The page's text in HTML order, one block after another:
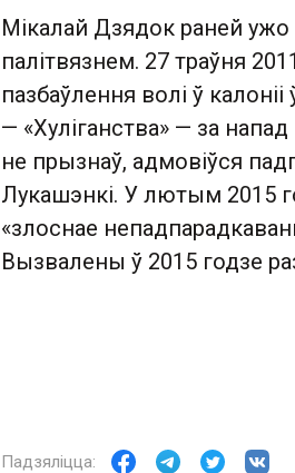
Мікалай Дзядок раней ужо
палітвязнем. 27 траўня
пазбаўлення волі ў
— «Хуліганства» — за
не прызнаў, адмовіўся
Лукашэнкі. У лютым 2015
«злоснае
Вызвалены ў 2015 годзе